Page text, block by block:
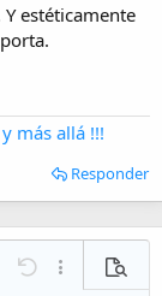
estéticamente
más allá !!!
Responder
Deshacer
Más
Vista